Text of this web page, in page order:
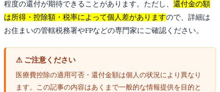
程度の還付が期待できることがあります。ただし、 還付金の額
は所得・控除額・税率によって個人差がありますので、詳細は
お住まいの管轄税務署やFPなどの専門家にご確認ください。
⚠ ご注意ください
医療費控除の適用可否・還付金額は個人の状況により異なり
ます。この記事の内容はあくまで一般的な情報提供を目的と